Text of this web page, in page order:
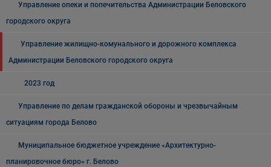
Управление опеки и попечительства Администрации Беловского
городского округа
Управление жилищно-комунального и дорожного комплекса
Администрации Беловского городского округа
2023 год
Управление по делам гражданской обороны и чрезвычайным
ситуациям города Белово
Муниципальное бюджетное учреждение «Архитектурно-
планировочное бюро» г. Белово